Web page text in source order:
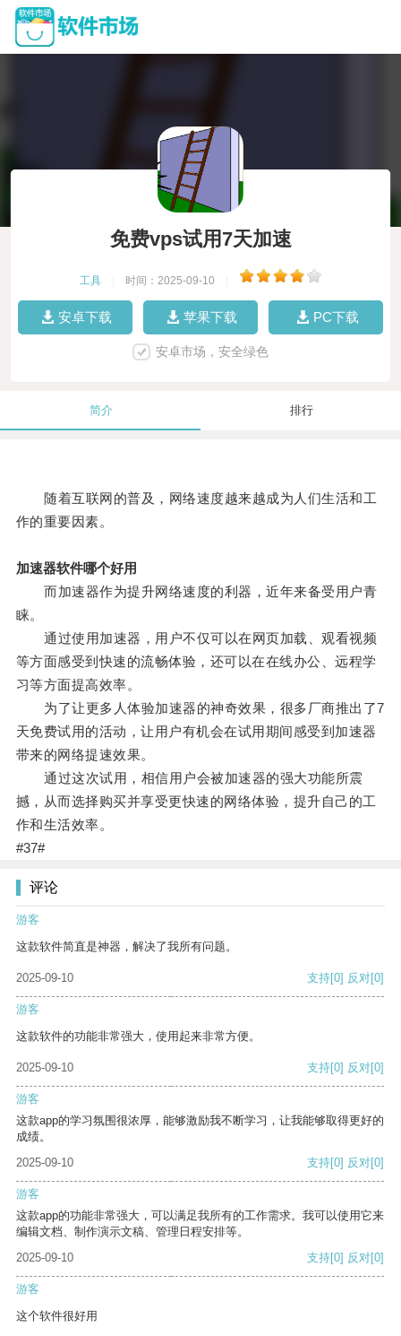
免费vps试用7天加速
工具 时间：2025-09-10
安卓下载 苹果下载 PC下载
安卓市场，安全绿色
简介 排行
随着互联网的普及，网络速度越来越成为人们生活和工
作的重要因素。
加速器软件哪个好用
而加速器作为提升网络速度的利器，近年来备受用户青
睐。
通过使用加速器，用户不仅可以在网页加载、观看视频
等方面感受到快速的流畅体验，还可以在在线办公、远程学
习等方面提高效率。
为了让更多人体验加速器的神奇效果，很多厂商推出了7
天免费试用的活动，让用户有机会在试用期间感受到加速器
带来的网络提速效果。
通过这次试用，相信用户会被加速器的强大功能所震
撼，从而选择购买并享受更快速的网络体验，提升自己的工
作和生活效率。
#37#
评论
游客
这款软件简直是神器，解决了我所有问题。
2025-09-10 支持[0] 反对[0]
游客
这款软件的功能非常强大，使用起来非常方便。
2025-09-10 支持[0] 反对[0]
游客
这款app的学习氛围很浓厚，能够激励我不断学习，让我能够取得更好的
成绩。
2025-09-10
支持[0] 反对[0]
游客
这款app的功能非常强大，可以满足我所有的工作需求。我可以使用它来
编辑文档、制作演示文稿、管理日程安排等。
2025-09-10
支持[0] 反对[0]
游客
这个软件很好用